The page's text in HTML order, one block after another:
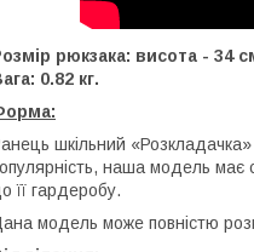
рюкзака: висота - 34
0.82 кг.
шкільний
наша модель має
її гардеробу.
модель може повністю